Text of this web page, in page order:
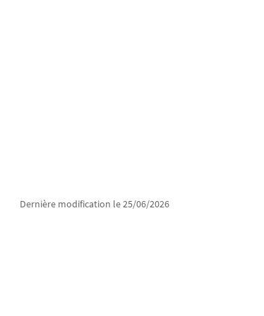
Dernière modification le 25/06/2026